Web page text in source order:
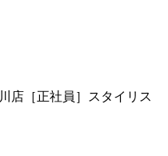
店［正社員］スタイリス